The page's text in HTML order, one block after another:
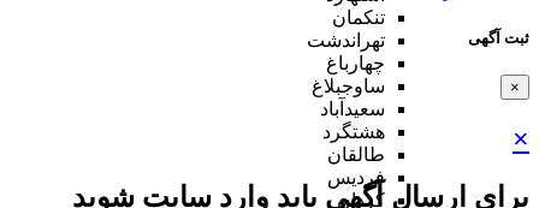
ثبت آگهی
×
×
برای ارسال آگهی باید وارد سایت شوید
تنکمان
تهراندشت
چهارباغ
ساوجبلاغ
سعیدآباد
هشتگرد
طالقان
فردیس
کردان